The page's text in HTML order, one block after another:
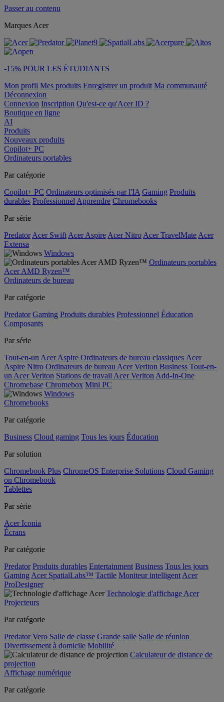
Passer au contenu
Marques Acer
-15% POUR LES ÉTUDIANTS
Mon profil Mes produits Enregistrer un produit Ma communauté
Déconnexion
Connexion Inscription Qu'est-ce qu'Acer ID ?
Boutique en ligne
AI
Produits
Nouveaux produits
Copilot+ PC
Ordinateurs portables
Par catégorie
Copilot+ PC Ordinateurs optimisés par l'IA Gaming Produits
durables Professionnel Apprendre Chromebooks
Par série
Predator Acer Swift Acer Aspire Acer Nitro Acer TravelMate Acer
Extensa
Windows
Ordinateurs portables
Acer AMD Ryzen™
Ordinateurs de bureau
Par catégorie
Predator Gaming Produits durables Professionnel Éducation
Composants
Par série
Tout-en-un Acer Aspire Ordinateurs de bureau classiques Acer
Aspire Nitro Ordinateurs de bureau Acer Veriton Business Tout-en-
un Acer Veriton Stations de travail Acer Veriton Add-In-One
Chromebase Chromebox Mini PC
Windows
Chromebooks
Par catégorie
Business Cloud gaming Tous les jours Éducation
Par solution
Chromebook Plus ChromeOS Enterprise Solutions Cloud Gaming
on Chromebook
Tablettes
Par série
Acer Iconia
Écrans
Par catégorie
Predator Produits durables Entertainment Business Tous les jours
Gaming Acer SpatialLabs™ Tactile Moniteur intelligent Acer
ProDesigner
Technologie d'affichage Acer
Projecteurs
Par catégorie
Predator Vero Salle de classe Grande salle Salle de réunion
Divertissement à domicile Mobilité
Calculateur de distance de
projection
Affichage numérique
Par catégorie